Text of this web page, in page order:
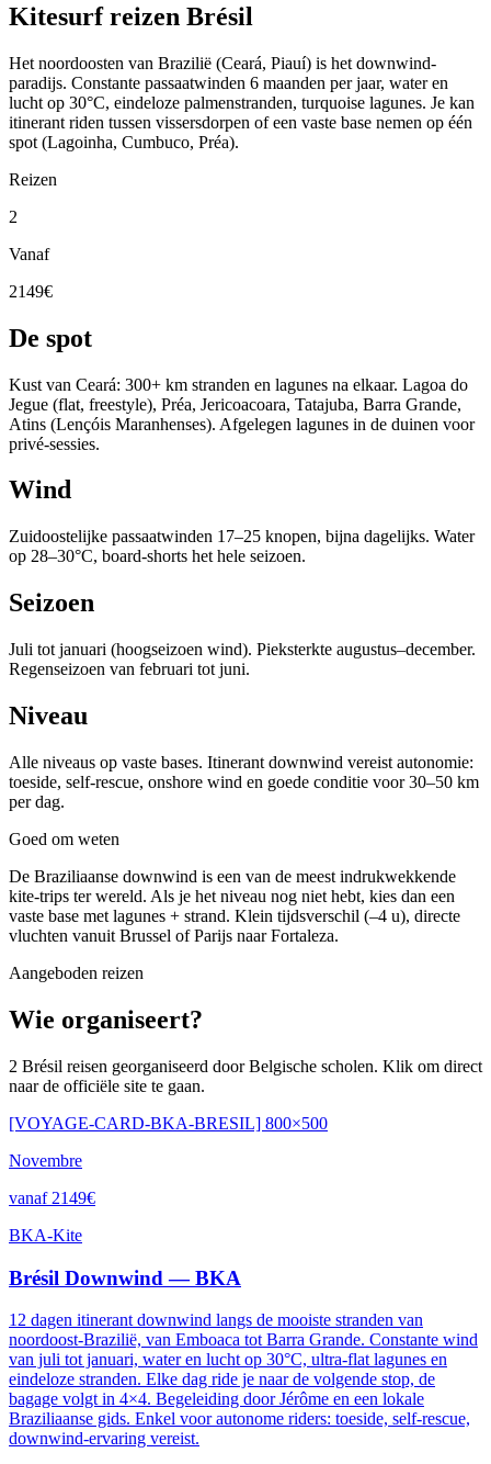
Kitesurf reizen Brésil
Het noordoosten van Brazilië (Ceará, Piauí) is het downwind-
paradijs. Constante passaatwinden 6 maanden per jaar, water en
lucht op 30°C, eindeloze palmenstranden, turquoise lagunes. Je kan
itinerant riden tussen vissersdorpen of een vaste base nemen op één
spot (Lagoinha, Cumbuco, Préa).
Reizen
2
Vanaf
2149€
De spot
Kust van Ceará: 300+ km stranden en lagunes na elkaar. Lagoa do
Jegue (flat, freestyle), Préa, Jericoacoara, Tatajuba, Barra Grande,
Atins (Lençóis Maranhenses). Afgelegen lagunes in de duinen voor
privé-sessies.
Wind
Zuidoostelijke passaatwinden 17–25 knopen, bijna dagelijks. Water
op 28–30°C, board-shorts het hele seizoen.
Seizoen
Juli tot januari (hoogseizoen wind). Pieksterkte augustus–december.
Regenseizoen van februari tot juni.
Niveau
Alle niveaus op vaste bases. Itinerant downwind vereist autonomie:
toeside, self-rescue, onshore wind en goede conditie voor 30–50 km
per dag.
Goed om weten
De Braziliaanse downwind is een van de meest indrukwekkende
kite-trips ter wereld. Als je het niveau nog niet hebt, kies dan een
vaste base met lagunes + strand. Klein tijdsverschil (–4 u), directe
vluchten vanuit Brussel of Parijs naar Fortaleza.
Aangeboden reizen
Wie organiseert?
2 Brésil reisen georganiseerd door Belgische scholen. Klik om direct
naar de officiële site te gaan.
[VOYAGE-CARD-BKA-BRESIL] 800×500
Novembre
vanaf 2149€
BKA-Kite
Brésil Downwind — BKA
12 dagen itinerant downwind langs de mooiste stranden van
noordoost-Brazilië, van Emboaca tot Barra Grande. Constante wind
van juli tot januari, water en lucht op 30°C, ultra-flat lagunes en
eindeloze stranden. Elke dag ride je naar de volgende stop, de
bagage volgt in 4×4. Begeleiding door Jérôme en een lokale
Braziliaanse gids. Enkel voor autonome riders: toeside, self-rescue,
downwind-ervaring vereist.